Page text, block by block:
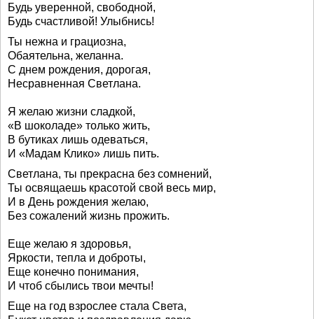
Будь уверенной, свободной,
Будь счастливой! Улыбнись!
Ты нежна и грациозна,
Обаятельна, желанна.
С днем рождения, дорогая,
Несравненная Светлана.
Я желаю жизни сладкой,
«В шоколаде» только жить,
В бутиках лишь одеваться,
И «Мадам Клико» лишь пить.
Светлана, ты прекрасна без сомнений,
Ты освящаешь красотой свой весь мир,
И в День рождения желаю,
Без сожалений жизнь прожить.
Еще желаю я здоровья,
Яркости, тепла и доброты,
Еще конечно понимания,
И чтоб сбылись твои мечты!
Еще на год взрослее стала Света,